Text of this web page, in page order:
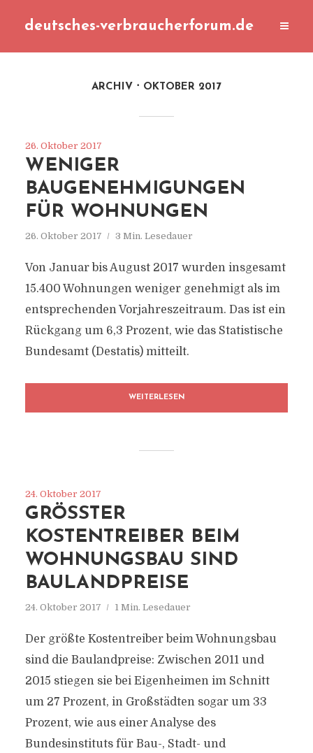
deutsches-verbraucherforum.de
ARCHIV OKTOBER 2017
26. Oktober 2017
WENIGER
BAUGENEHMIGUNGEN
FÜR WOHNUNGEN
26. Oktober 2017 3 Min. Lesedauer
Von Januar bis August 2017 wurden insgesamt
15.400 Wohnungen weniger genehmigt als im
entsprechenden Vorjahreszeitraum. Das ist ein
Rückgang um 6,3 Prozent, wie das Statistische
Bundesamt (Destatis) mitteilt.
WEITERLESEN
24. Oktober 2017
GRÖSSTER K
OSTENTREIBER BEIM W
OHNUNGSBAU SIND B
AULANDPREISE
24. Oktober 2017 1 Min. Lesedauer
Der größte Kostentreiber beim Wohnungsbau
sind die Baulandpreise: Zwischen 2011 und
2015 stiegen sie bei Eigenheimen im Schnitt
um 27 Prozent, in Großstädten sogar um 33
Prozent, wie aus einer Analyse des
Bundesinstituts für Bau-, Stadt- und